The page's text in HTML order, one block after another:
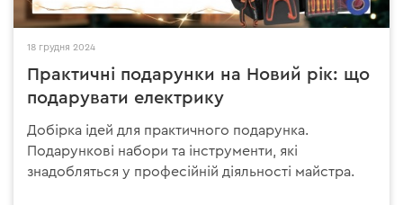
18 грудня 2024
Практичні подарунки на Новий рік: що
подарувати електрику
Добірка ідей для практичного подарунка.
Подарункові набори та інструменти, які
знадобляться у професійній діяльності майстра.